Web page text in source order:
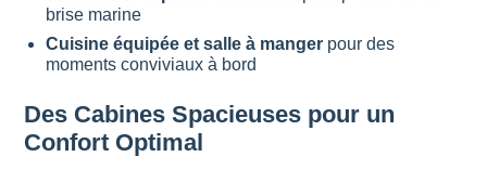
brise marine
Cuisine équipée et salle à manger pour des
moments conviviaux à bord
Des Cabines Spacieuses pour un
Confort Optimal